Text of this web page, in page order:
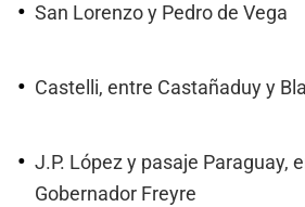
San Lorenzo y Pedro de Vega
Castelli, entre Castañaduy y
J.P. López y pasaje Paraguay,
Gobernador Freyre